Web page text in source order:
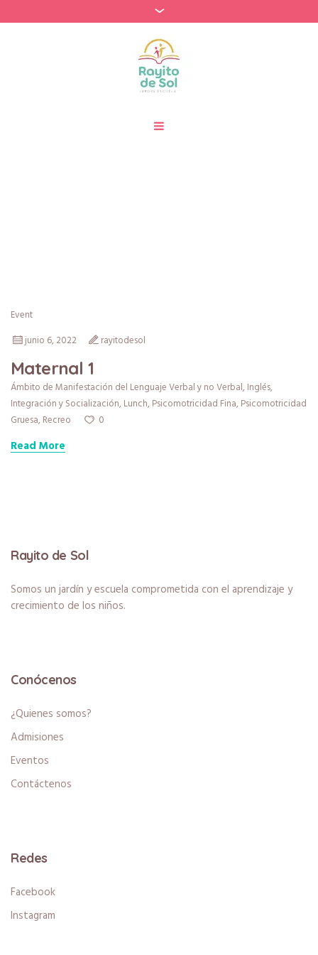
Event
junio 6, 2022
rayitodesol
Maternal 1
Ámbito de Manifestación del Lenguaje Verbal y no Verbal,Inglés,
Integración y Socialización,Lunch,Psicomotricidad Fina,Psicomotricidad
Gruesa,Recreo 0
Read More
Rayito de Sol
Somos un jardín y escuela comprometida con el aprendizaje y
crecimiento de los niños.
Conócenos
¿Quienes somos?
Admisiones
Eventos
Contáctenos
Redes
Facebook
Instagram